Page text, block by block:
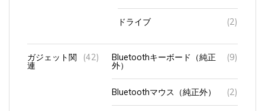
ドライブ (2)
ガジェット関
連
(42) Bluetoothキーボード（純正
外）
(9)
Bluetoothマウス（純正外） (2)